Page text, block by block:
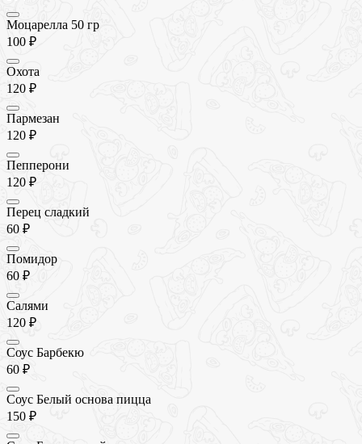
Моцарелла 50 гр
100 ₽
Охота
120 ₽
Пармезан
120 ₽
Пепперони
120 ₽
Перец сладкий
60 ₽
Помидор
60 ₽
Салями
120 ₽
Соус Барбекю
60 ₽
Соус Белый основа пицца
150 ₽